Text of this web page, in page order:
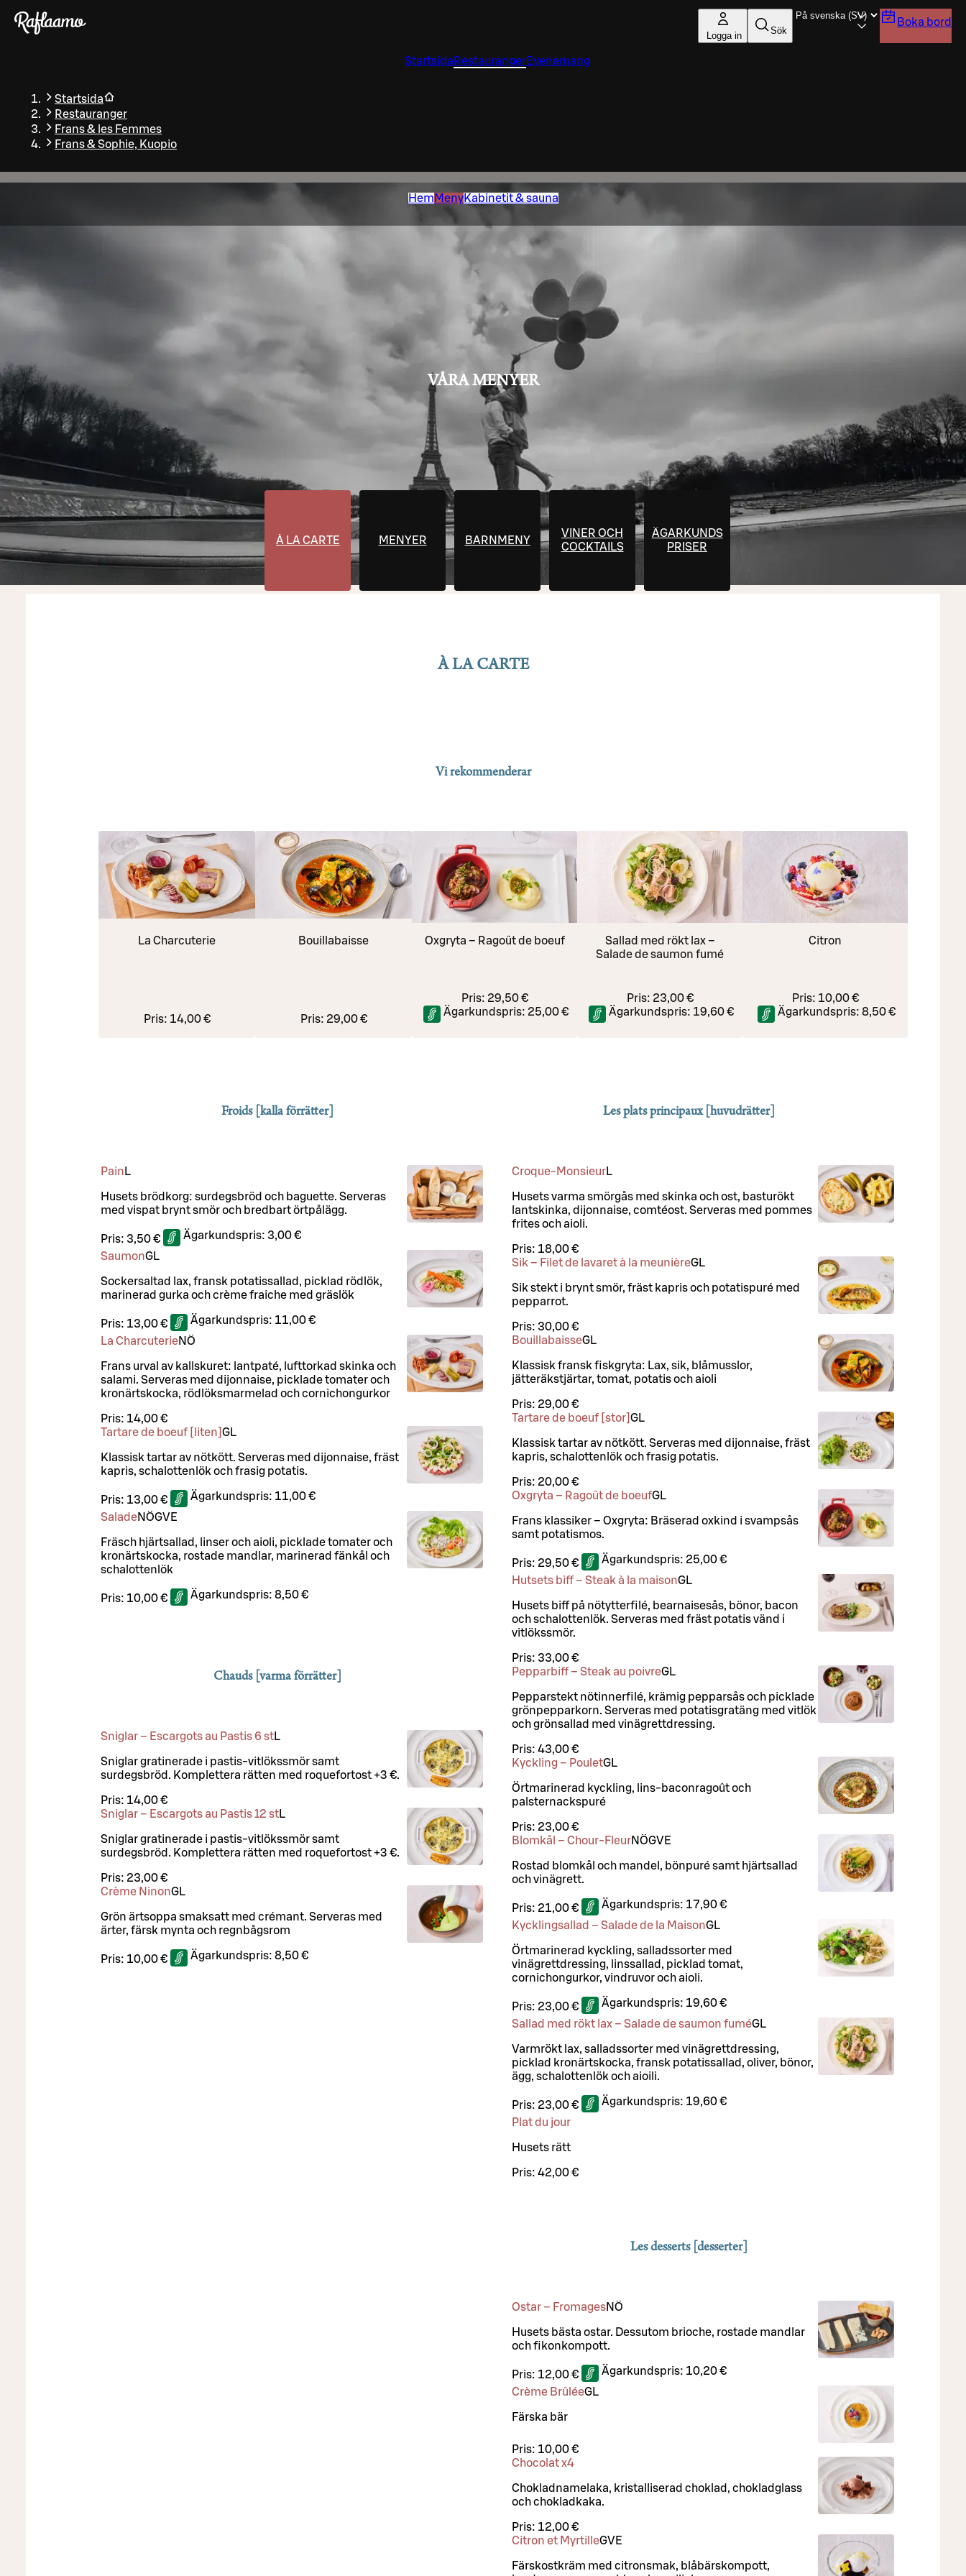
Gå till huvudinnehållet
Logga in Sök
Boka bord
Startsida RestaurangerEvenemang
Startsida
Restauranger
Frans & les Femmes
Frans & Sophie, Kuopio
Hem MenyKabinetit & sauna
VÅRA MENYER
À LA CARTE MENYER BARNMENY
VINER OCH
COCKTAILS
ÄGARKUNDS
PRISER
À LA CARTE
Vi rekommenderar
La Charcuterie
Pris: 14,00 €
Bouillabaisse
Pris: 29,00 €
Oxgryta – Ragoût de boeuf
Pris: 29,50 €
Ägarkundspris: 25,00 €
Sallad med rökt lax –
Salade de saumon fumé
Pris: 23,00 €
Ägarkundspris: 19,60 €
Citron
Pris: 10,00 €
Ägarkundspris: 8,50 €
Froids [kalla förrätter]
Pain L
Husets brödkorg: surdegsbröd och baguette. Serveras
med vispat brynt smör och bredbart örtpålägg.
Pris: 3,50 € Ägarkundspris: 3,00 €
SaumonGL
Sockersaltad lax, fransk potatissallad, picklad rödlök,
marinerad gurka och crème fraiche med gräslök
Pris: 13,00 € Ägarkundspris: 11,00 €
La CharcuterieNÖ
Frans urval av kallskuret: lantpaté, lufttorkad skinka och
salami. Serveras med dijonnaise, picklade tomater och
kronärtskocka, rödlöksmarmelad och cornichongurkor
Pris: 14,00 €
Tartare de boeuf [liten] GL
Klassisk tartar av nötkött. Serveras med dijonnaise, fräst
kapris, schalottenlök och frasig potatis.
Pris: 13,00 € Ägarkundspris: 11,00 €
SaladeNÖGVE
Fräsch hjärtsallad, linser och aioli, picklade tomater och
kronärtskocka, rostade mandlar, marinerad fänkål och
schalottenlök
Pris: 10,00 € Ägarkundspris: 8,50 €
Chauds [varma förrätter]
Sniglar – Escargots au Pastis 6 stL
Sniglar gratinerade i pastis-vitlökssmör samt
surdegsbröd. Komplettera rätten med roquefortost +3 €.
Pris: 14,00 €
Sniglar – Escargots au Pastis 12 stL
Sniglar gratinerade i pastis-vitlökssmör samt
surdegsbröd. Komplettera rätten med roquefortost +3 €.
Pris: 23,00 €
Crème NinonGL
Grön ärtsoppa smaksatt med crémant. Serveras med
ärter, färsk mynta och regnbågsrom
Pris: 10,00 € Ägarkundspris: 8,50 €
Les plats principaux [huvudrätter]
Croque-MonsieurL
Husets varma smörgås med skinka och ost, basturökt
lantskinka, dijonnaise, comtéost. Serveras med pommes
frites och aioli.
Pris: 18,00 €
Sik – Filet de lavaret à la meunièreGL
Sik stekt i brynt smör, fräst kapris och potatispuré med
pepparrot.
Pris: 30,00 €
BouillabaisseGL
Klassisk fransk fiskgryta: Lax, sik, blåmusslor,
jätteräkstjärtar, tomat, potatis och aioli
Pris: 29,00 €
Tartare de boeuf [stor] GL
Klassisk tartar av nötkött. Serveras med dijonnaise, fräst
kapris, schalottenlök och frasig potatis.
Pris: 20,00 €
Oxgryta – Ragoût de boeufGL
Frans klassiker – Oxgryta: Bräserad oxkind i svampsås
samt potatismos.
Pris: 29,50 € Ägarkundspris: 25,00 €
Hutsets biff – Steak à la maisonGL
Husets biff på nötytterfilé, bearnaisesås, bönor, bacon
och schalottenlök. Serveras med fräst potatis vänd i
vitlökssmör.
Pris: 33,00 €
Pepparbiff – Steak au poivreGL
Pepparstekt nötinnerfilé, krämig pepparsås och picklade
grönpepparkorn. Serveras med potatisgratäng med vitlök
och grönsallad med vinägrettdressing.
Pris: 43,00 €
Kyckling – PouletGL
Örtmarinerad kyckling, lins-baconragoût och
palsternackspuré
Pris: 23,00 €
Blomkål – Chour-FleurNÖGVE
Rostad blomkål och mandel, bönpuré samt hjärtsallad
och vinägrett.
Pris: 21,00 € Ägarkundspris: 17,90 €
Kycklingsallad – Salade de la MaisonGL
Örtmarinerad kyckling, salladssorter med
vinägrettdressing, linssallad, picklad tomat,
cornichongurkor, vindruvor och aioli.
Pris: 23,00 € Ägarkundspris: 19,60 €
Sallad med rökt lax – Salade de saumon fuméGL
Varmrökt lax, salladssorter med vinägrettdressing,
picklad kronärtskocka, fransk potatissallad, oliver, bönor,
ägg, schalottenlök och aioili.
Pris: 23,00 € Ägarkundspris: 19,60 €
Plat du jour
Husets rätt
Pris: 42,00 €
Les desserts [desserter]
Ostar – FromagesNÖ
Husets bästa ostar. Dessutom brioche, rostade mandlar
och fikonkompott.
Pris: 12,00 € Ägarkundspris: 10,20 €
Crème BrûléeGL
Färska bär
Pris: 10,00 €
Chocolat x4
Chokladnamelaka, kristalliserad choklad, chokladglass
och chokladkaka.
Pris: 12,00 €
Citron et MyrtilleGVE
Färskostkräm med citronsmak, blåbärskompott,